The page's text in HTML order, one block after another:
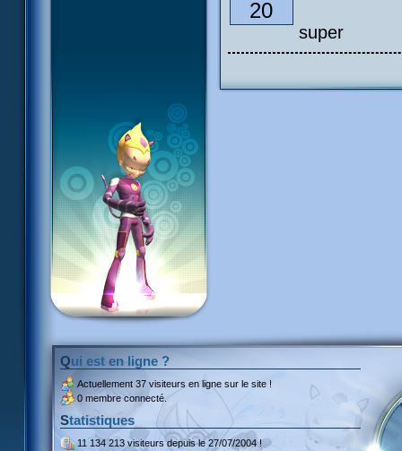
20
super
Qui est en ligne ?
Actuellement 37 visiteurs en ligne sur le site !
0 membre connecté.
Statistiques
11 134 213 visiteursdepuis le 27/07/2004 !